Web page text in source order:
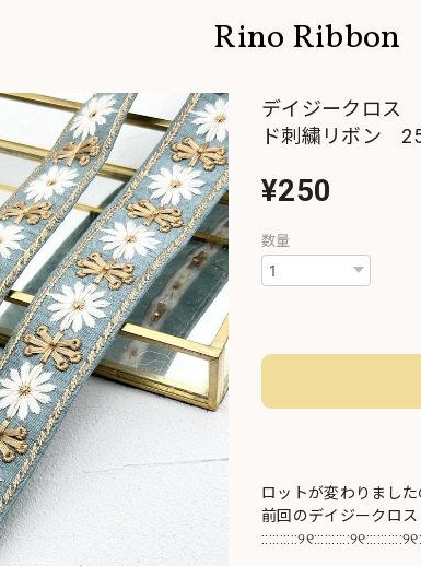
Rino Ribbon
デイジークロス
ド刺繍リボン
¥250
数量
ロットが変わりました
前回のデイジークロ